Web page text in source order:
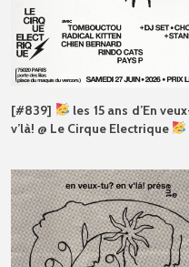
[#839]
les 15 ans d’En
v’là! @ Le Cirque Electrique